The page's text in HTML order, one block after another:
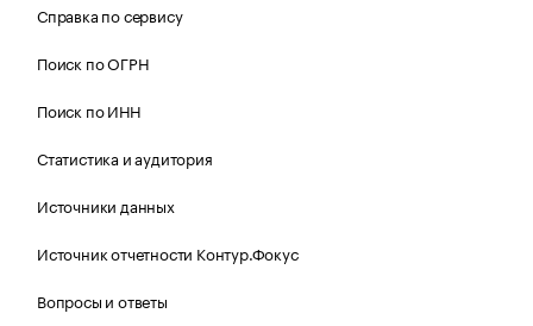
Справка по сервису
Поиск по ОГРН
Поиск по ИНН
Статистика и аудитория
Источники данных
Источник отчетности Контур.Фокус
Вопросы и ответы